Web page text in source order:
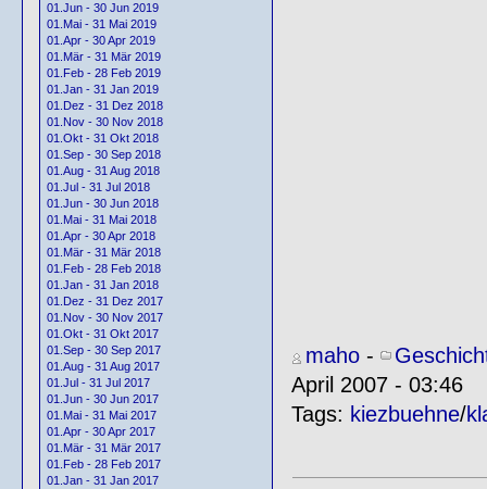
01.Jun - 30 Jun 2019
01.Mai - 31 Mai 2019
01.Apr - 30 Apr 2019
01.Mär - 31 Mär 2019
01.Feb - 28 Feb 2019
01.Jan - 31 Jan 2019
01.Dez - 31 Dez 2018
01.Nov - 30 Nov 2018
01.Okt - 31 Okt 2018
01.Sep - 30 Sep 2018
01.Aug - 31 Aug 2018
01.Jul - 31 Jul 2018
01.Jun - 30 Jun 2018
01.Mai - 31 Mai 2018
01.Apr - 30 Apr 2018
01.Mär - 31 Mär 2018
01.Feb - 28 Feb 2018
01.Jan - 31 Jan 2018
01.Dez - 31 Dez 2017
01.Nov - 30 Nov 2017
01.Okt - 31 Okt 2017
01.Sep - 30 Sep 2017
01.Aug - 31 Aug 2017
01.Jul - 31 Jul 2017
01.Jun - 30 Jun 2017
01.Mai - 31 Mai 2017
01.Apr - 30 Apr 2017
01.Mär - 31 Mär 2017
01.Feb - 28 Feb 2017
01.Jan - 31 Jan 2017
maho-
April 2007 - 03:46
Tags: kiezbuehne/